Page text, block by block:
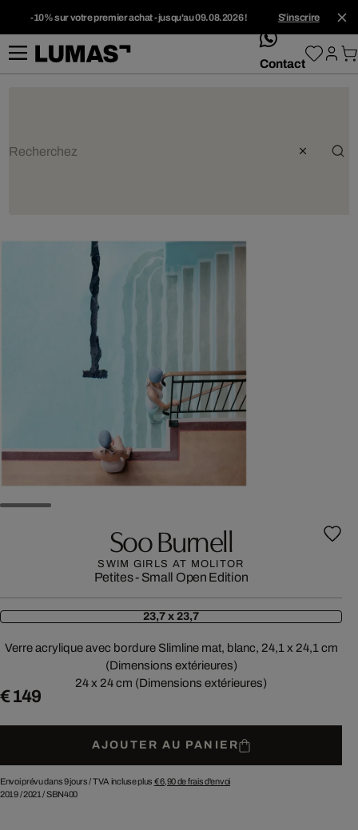
-10% sur votre premier achat - jusqu'au 09.08.2026 ! S'inscrire
whatsApp
Contact
Soo Burnell
SWIM GIRLS AT MOLITOR
Petites - Small Open Edition
23,7 x 23,7
Verre acrylique avec bordure Slimline mat, blanc, 24,1 x 24,1 cm
(Dimensions extérieures)
24 x 24 cm (Dimensions extérieures)
€ 149
AJOUTER AU PANIER
Envoi prévu dans 9 jours /TVA incluse plus € 6,90de frais d'envoi
2019/2021 /SBN400